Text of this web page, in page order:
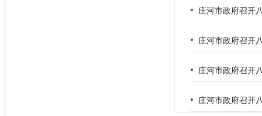
庄河市政府召开
庄河市政府召开
庄河市政府召开
庄河市政府召开